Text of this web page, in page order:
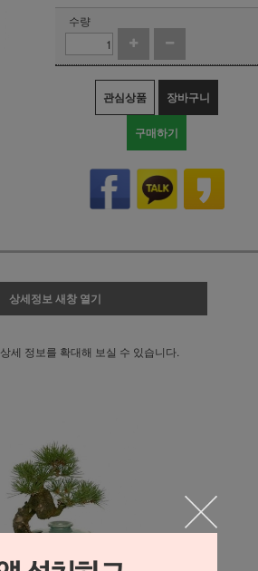
수량
관심상품 장바구니
구매하기
상세정보 새창 열기
상세 정보를 확대해 보실 수 있습니다.